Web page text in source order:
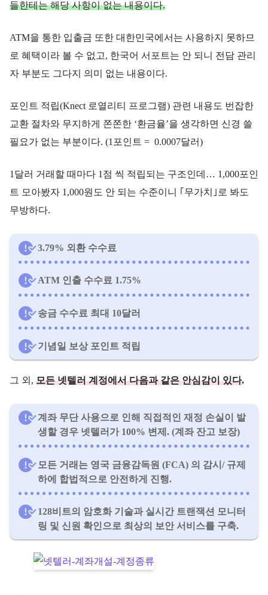
들한테는 해당 사항이 없는 내용이다.
ATM을 통한 입출금 또한 대한민국에서는 사용하지 못하므
로 혜택이라 볼 수 없고, 한국어 서포트는 안 되니 전담 관리
자 부분도 그다지 의미 없는 내용이다.
포인트 적립(Knect 로열리티 프로그램) 관련 내용도 번잡한
교환 절차와 무지하게 쫀쫀한 ‘환금율’을 생각하면 신경 쓸
필요가 없는 부분이다. (1포인트 = 0.0007달러)
1달러 거래할 때마다 1점 씩 적립되는 구조인데… 1,000포인
트 모아봤자 1,000원도 안 되는 수준이니 ｢무가치｣로 봐도
무방하다.
3.79% 외환 수수료
ATM 인출 수수료 1.75%
송금 수수료 최대 10달러
기념일 보상 포인트 적립
그 외, 모든 넷텔러 계정에서 다음과 같은 안심감이 있다.
계좌 무단 사용으로 인해 직접적인 재정 손실이 발
생할 경우 넷텔러가 100% 변제. (계좌 잔고 보장)
모든 거래는 영국 금융감독원 (FCA) 의 감시/ 규제
하에 합법적으로 안전하게 진행.
128비트의 암호화 기술과 실시간 트랜잭션 모니터
링 및 신원 확인으로 최상의 보안 서비스를 구축.